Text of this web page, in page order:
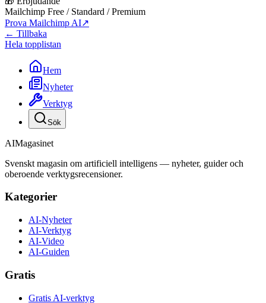
Mailchimp Free / Standard / Premium
Prova Mailchimp AI↗
← Tillbaka
Hela topplistan
Hem
Nyheter
Verktyg
Sök
AIMagasinet
Svenskt magasin om artificiell intelligens — nyheter, guider och
oberoende verktygsrecensioner.
Kategorier
AI-Nyheter
AI-Verktyg
AI-Video
AI-Guiden
Gratis
Gratis AI-verktyg